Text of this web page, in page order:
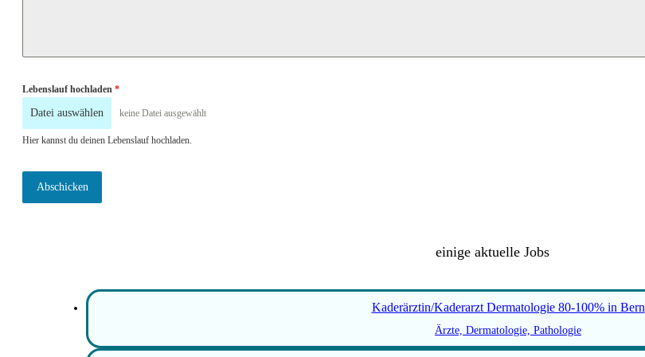
Lebenslauf hochladen *
Datei auswählen keine Datei ausgewählt
Hier kannst du deinen Lebenslauf hochladen.
Abschicken
einige aktuelle Jobs
Kaderärztin/Kaderarzt Dermatologie 80-100% in Bern
Ärzte, Dermatologie, Pathologie